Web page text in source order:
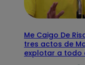
Me Caigo De
tres actos de
explotar a todo